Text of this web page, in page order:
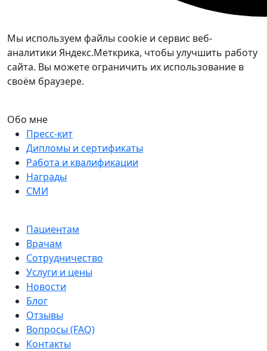
Мы используем файлы cookie и сервис веб-
аналитики Яндекс.Меткрика, чтобы улучшить работу
сайта. Вы можете ограничить их использование в
своём браузере.
Обо мне
Пресс-кит
Дипломы и сертификаты
Работа и квалификации
Награды
СМИ
Пациентам
Врачам
Сотрудничество
Услуги и цены
Новости
Блог
Отзывы
Вопросы (FAQ)
Контакты